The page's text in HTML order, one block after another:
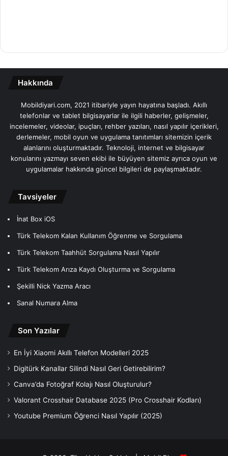
Hakkında
Mobildiyari.com, 2021 itibariyle yayın hayatına başladı. Akıllı
telefonlar ve tablet bilgisayarlar ile ilgili haberler, gelişmeler,
incelemeler, videolar, ipuçları, rehber yazıları, nasıl yapılır içerikleri,
derlemeler, mobil oyun ve uygulama tanıtımları sitemizin içerik
alanlarını oluşturmaktadır. Teknoloji, internet ve bilgisayar
konularını yazmayı seven ekibi ile büyüyen sitemiz ayrıca oyun ve
uygulamalar hakkında güncel bilgileri de paylaşmaktadır.
Tavsiyeler
İnat Box iOS
Türk Telekom Kalan Kullanım Öğrenme ve Sorgulama
Türk Telekom Taahhüt Sorgulama Nasıl Yapılır
Türk Telekom Arıza Kaydı Oluşturma ve Sorgulama
Şekilli Nick Yazma Aracı
Sanal Numara Alma
Son Yazılar
En İyi Xiaomi Akıllı Telefon Modelleri 2025
Digitürk Kanallar Silindi Nasıl Geri Getirebilirim?
Canva’da Fotoğraf Kolajı Nasıl Oluşturulur?
Valorant Crosshair Database 2025 (Pro Crosshair Kodları)
Youtube Premium Öğrenci Nasıl Yapılır (2025)